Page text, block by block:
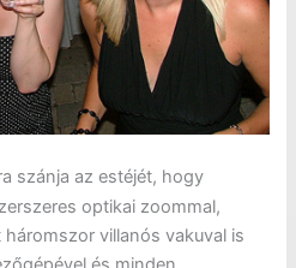
szánja az estéjét, hogy
optikai zoommal,
villanós vakuval is